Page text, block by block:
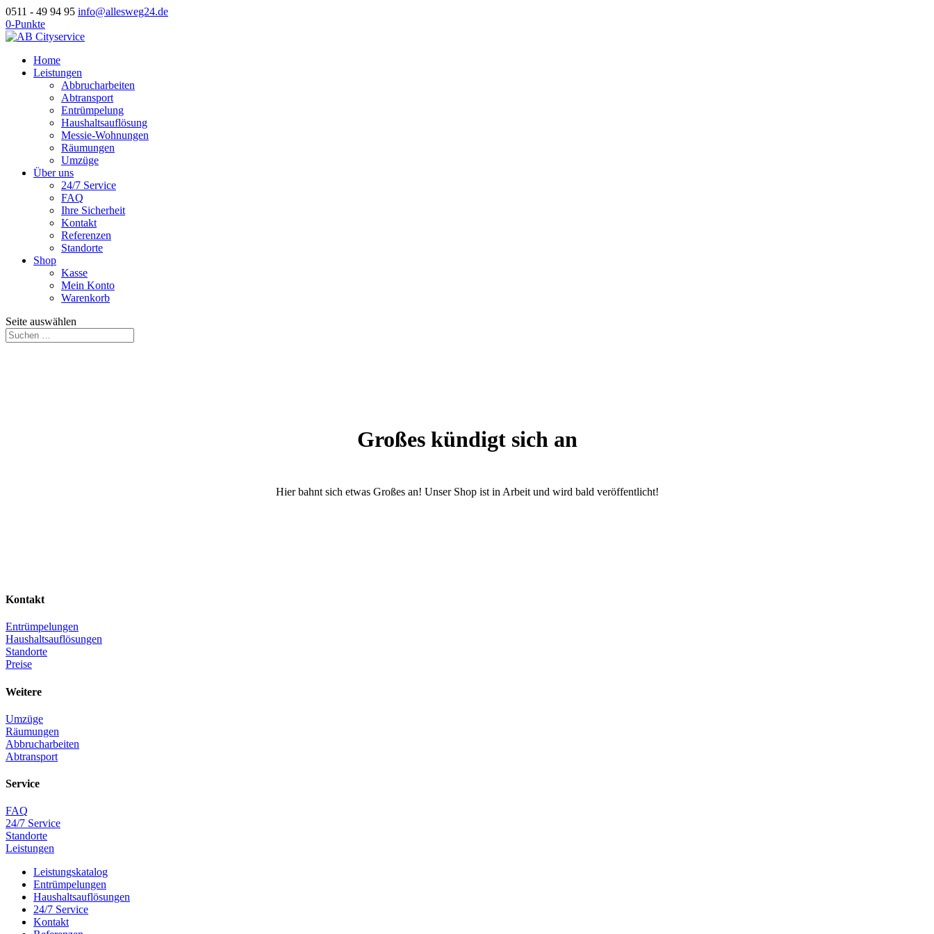
0511 - 49 94 95 info@allesweg24.de
0-Punkte
Home
Leistungen
Abbrucharbeiten
Abtransport
Entrümpelung
Haushaltsauflösung
Messie-Wohnungen
Räumungen
Umzüge
Über uns
24/7 Service
FAQ
Ihre Sicherheit
Kontakt
Referenzen
Standorte
Shop
Kasse
Mein Konto
Warenkorb
Seite auswählen
Großes kündigt sich an
Hier bahnt sich etwas Großes an! Unser Shop ist in Arbeit und wird bald veröffentlicht!
Kontakt
Entrümpelungen
Haushaltsauflösungen
Standorte
Preise
Weitere
Umzüge
Räumungen
Abbrucharbeiten
Abtransport
Service
FAQ
24/7 Service
Standorte
Leistungen
Leistungskatalog
Entrümpelungen
Haushaltsauflösungen
24/7 Service
Kontakt